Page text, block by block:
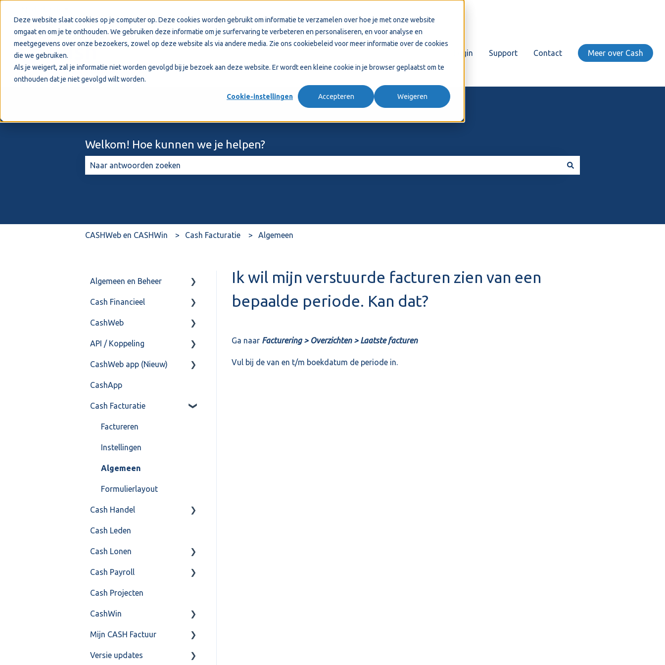
Deze website slaat cookies op je computer op. Deze cookies worden gebruikt om informatie te verzamelen over hoe je met onze website
omgaat en om je te onthouden. We gebruiken deze informatie om je surfervaring te verbeteren en personaliseren, en voor analyse en
meetgegevens over onze bezoekers, zowel op deze website als via andere media. Zie ons cookiebeleid voor meer informatie over de cookies
die we gebruiken.
Als je weigert, zal je informatie niet worden gevolgd bij je bezoek aan deze website. Er wordt een kleine cookie in je browser geplaatst om te
onthouden dat je niet gevolgd wilt worden.
Cookie-instellingen Accepteren Weigeren
Login Support Contact Meer over Cash
Welkom! Hoe kunnen we je helpen?
CASHWeb en CASHWin Cash Facturatie Algemeen
Ik wil mijn verstuurde facturen zien van een
bepaalde periode. Kan dat?
Ga naar Facturering > Overzichten > Laatste facturen
Vul bij de van en t/m boekdatum de periode in.
Algemeen en Beheer
Bank(koppeling)
Import/Export
Postbus
Training & Consultancy
Overig
Cash Financieel
Boekhoud
Fiscaal
Overig
CashWeb
CashHero Layout
Mailen vanuit CASHWeb
Algemeen gebruik
API / Koppeling
Algemeen
Api 3.0 (SOAP API)
API 4.0 (REST API)
CashWeb app (Nieuw)
Veel gestelde vragen
CashApp
Cash Facturatie
Factureren
Instellingen
Algemeen
Formulierlayout
Cash Handel
Inkoop
Verkoop
Voorraad
Overig
VoorraadService &
Cash Leden
Cash Lonen
Algemeen
Inrichting
Jaarafsluiting
Salarisberekening
Overig
Cash Payroll
Aangifte
Algemeen
Basis Training
Berekening
Cash Projecten
CashWin
Overig
Mijn CASH Factuur
Facturatie Loonportal(
Versie updates